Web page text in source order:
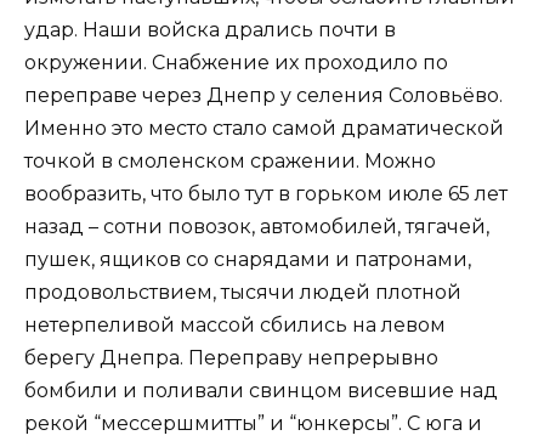
удар. Наши войска дрались почти в
окружении. Снабжение их проходило по
переправе через Днепр у селения Соловьёво.
Именно это место стало самой драматической
точкой в смоленском сражении. Можно
вообразить, что было тут в горьком июле 65 лет
назад – сотни повозок, автомобилей, тягачей,
пушек, ящиков со снарядами и патронами,
продовольствием, тысячи людей плотной
нетерпеливой массой сбились на левом
берегу Днепра. Переправу непрерывно
бомбили и поливали свинцом висевшие над
рекой “мессершмитты” и “юнкерсы”. С юга и